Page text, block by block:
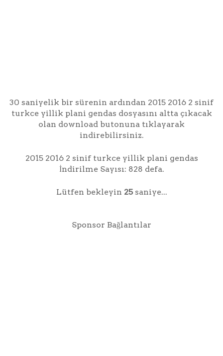
30 saniyelik bir sürenin ardından 2015 2016 2 sinif
turkce yillik plani gendas dosyasını altta çıkacak
olan download butonuna tıklayarak
indirebilirsiniz.
2015 2016 2 sinif turkce yillik plani gendas
İndirilme Sayısı: 828 defa.
Lütfen bekleyin 25saniye...
Sponsor Bağlantılar